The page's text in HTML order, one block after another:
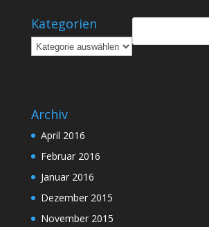
Kategorien
Kategorien
Archiv
April 2016
Februar 2016
Januar 2016
Dezember 2015
November 2015